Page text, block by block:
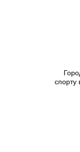
спорту